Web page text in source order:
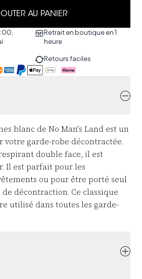
AU PANIER
Retrait en boutique en 1
heure
Retours faciles
blanc de No Man's Land est un
garde-robe décontractée.
double face, il est
Il est parfait pour les
ou pour être porté seul
décontraction. Ce classique
utilisé dans toutes les garde-